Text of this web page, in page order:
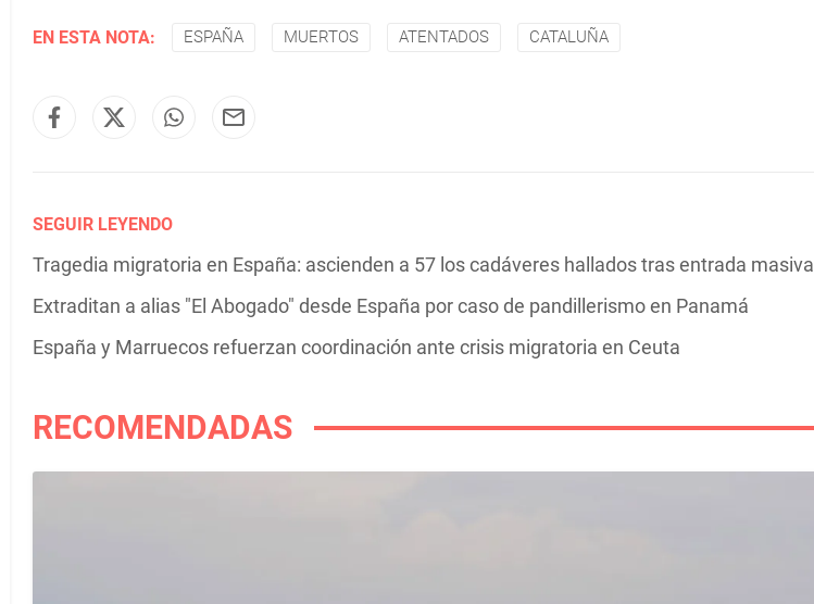
EN ESTA NOTA: ESPAÑA MUERTOS ATENTADOS CATALUÑA
SEGUIR LEYENDO
Tragedia migratoria en España: ascienden a 57 los cadáveres hallados tras entrada masiva
Extraditan a alias "El Abogado" desde España por caso de pandillerismo en Panamá
España y Marruecos refuerzan coordinación ante crisis migratoria en Ceuta
RECOMENDADAS